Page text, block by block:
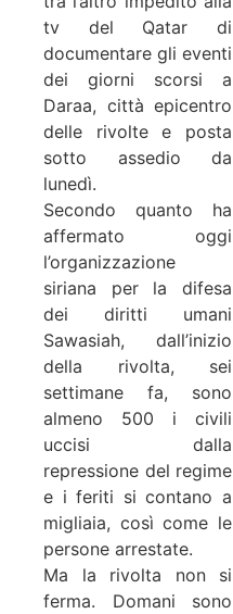
tv del Qatar di
documentare gli eventi
dei giorni scorsi a
Daraa, città epicentro
delle rivolte e posta
sotto assedio da
lunedì.
Secondo quanto ha
affermato oggi
l’organizzazione
siriana per la difesa
dei diritti umani
Sawasiah, dall’inizio
della rivolta, sei
settimane fa, sono
almeno 500 i civili
uccisi dalla
repressione del regime
e i feriti si contano a
migliaia, così come le
persone arrestate.
Ma la rivolta non si
ferma. Domani sono